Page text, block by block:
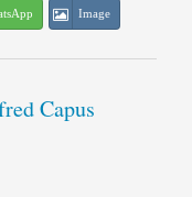
Image
Capus